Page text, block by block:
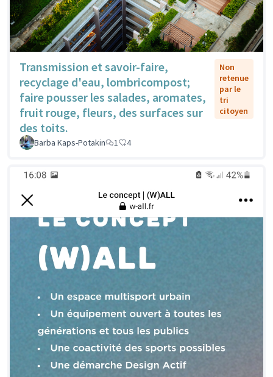
Transmission et savoir-faire,
recyclage d'eau, lombricompost;
faire pousser les salades, aromates,
fruit rouge, fleurs, des surfaces sur
des toits.
Non
retenue
par le
tri
citoyen
Barba Kaps-Potakin 1 4